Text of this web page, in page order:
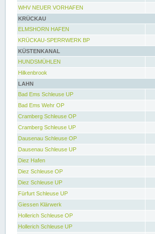
WHV NEUER VORHAFEN
KRÜCKAU
ELMSHORN HAFEN
KRÜCKAU-SPERRWERK BP
KÜSTENKANAL
HUNDSMÜHLEN
Hilkenbrook
LAHN
Bad Ems Schleuse UP
Bad Ems Wehr OP
Cramberg Schleuse OP
Cramberg Schleuse UP
Dausenau Schleuse OP
Dausenau Schleuse UP
Diez Hafen
Diez Schleuse OP
Diez Schleuse UP
Fürfurt Schleuse UP
Giessen Klärwerk
Hollerich Schleuse OP
Hollerich Schleuse UP